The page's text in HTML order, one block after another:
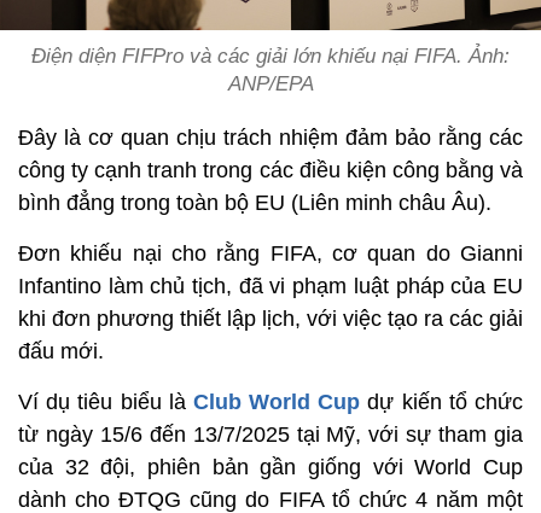
Điện diện FIFPro và các giải lớn khiếu nại FIFA. Ảnh:
ANP/EPA
Đây là cơ quan chịu trách nhiệm đảm bảo rằng các
công ty cạnh tranh trong các điều kiện công bằng và
bình đẳng trong toàn bộ EU (Liên minh châu Âu).
Đơn khiếu nại cho rằng FIFA, cơ quan do Gianni
Infantino làm chủ tịch, đã vi phạm luật pháp của EU
khi đơn phương thiết lập lịch, với việc tạo ra các giải
đấu mới.
Ví dụ tiêu biểu là Club World Cup dự kiến tổ chức
từ ngày 15/6 đến 13/7/2025 tại Mỹ, với sự tham gia
của 32 đội, phiên bản gần giống với World Cup
dành cho ĐTQG cũng do FIFA tổ chức 4 năm một